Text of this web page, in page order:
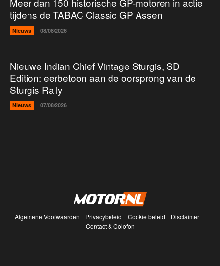
Meer dan 150 historische GP-motoren in actie
tijdens de TABAC Classic GP Assen
Nieuws 08/08/2026
Nieuwe Indian Chief Vintage Sturgis, SD
Edition: eerbetoon aan de oorsprong van de
Sturgis Rally
Nieuws 07/08/2026
Algemene Voorwaarden Privacybeleid Cookie beleid
Disclaimer
Contact & Colofon